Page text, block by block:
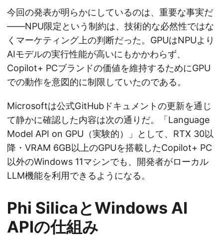
今回の発表が明らかにしているのは、重要な事実だ
——NPU限定という制約は、技術的な必然性ではな
くマーケティング上の判断だった。GPUはNPUより
AIモデルの実行性能が高いにもかかわらず、
Copilot+ PCブランドの価値を維持するためにGPU
での動作を意図的に制限していたのである。
Microsoftは公式GitHubドキュメントの更新を通じ
て静かに確認した内容は次の通りだ。「Language
Model API on GPU（実験的）」として、RTX 30以
降・VRAM 6GB以上のGPUを搭載したCopilot+ PC
以外のWindows 11マシンでも、開発者がローカル
LLM機能を利用できるようになる。
Phi SilicaとWindows AI
APIの仕組み